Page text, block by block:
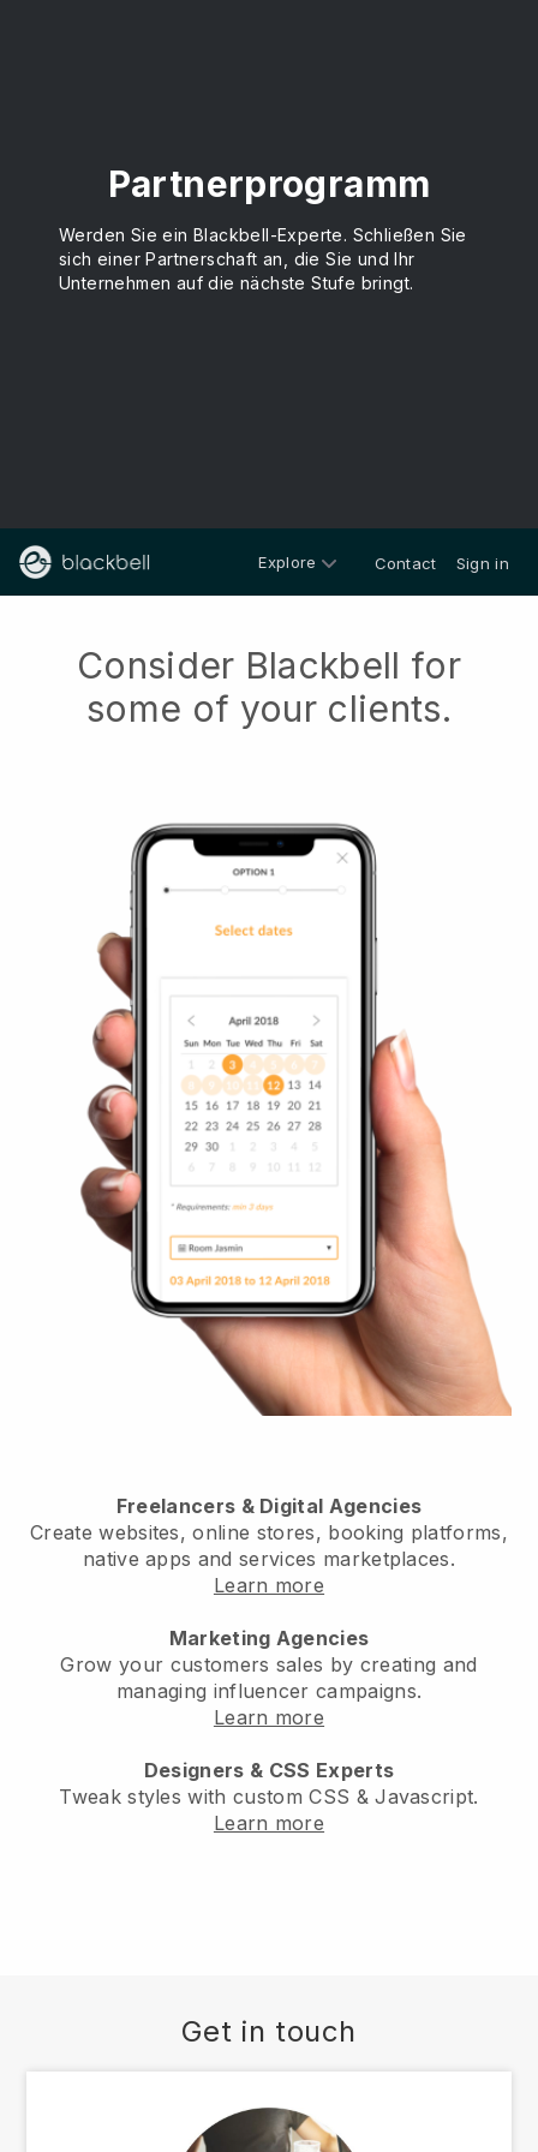
Partnerprogramm
Werden Sie ein Blackbell-Experte. Schließen Sie
sich einer Partnerschaft an, die Sie und Ihr
Unternehmen auf die nächste Stufe bringt.
Explore Contact Sign in
Consider Blackbell for
some of your clients.
Freelancers & Digital Agencies
Create websites, online stores, booking platforms,
native apps and services marketplaces.
Learn more
Marketing Agencies
Grow your customers sales by creating and
managing influencer campaigns.
Learn more
Designers & CSS Experts
Tweak styles with custom CSS & Javascript.
Learn more
Get in touch